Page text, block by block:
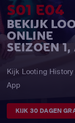
S01 E04
BEKIJK
ONLINE
SEIZOEN
Kijk Looting History
App
KIJK 30 DAGEN